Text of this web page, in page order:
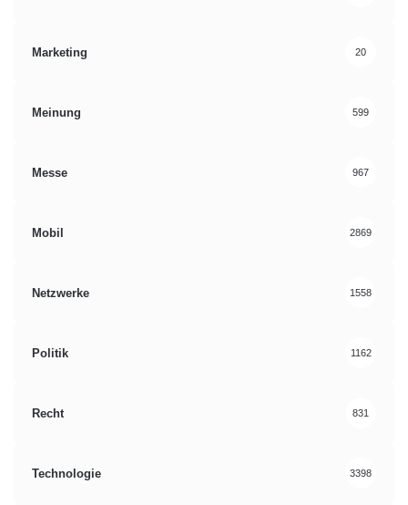
Marketing 20
Meinung 599
Messe 967
Mobil 2869
Netzwerke 1558
Politik 1162
Recht 831
Technologie 3398